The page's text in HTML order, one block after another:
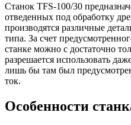
Станок TFS-100/30
отведенных под обработку
производятся различные
типа. За счет
станке можно с достаточно
разрешается использовать
лишь бы там был
ток.
Особенности